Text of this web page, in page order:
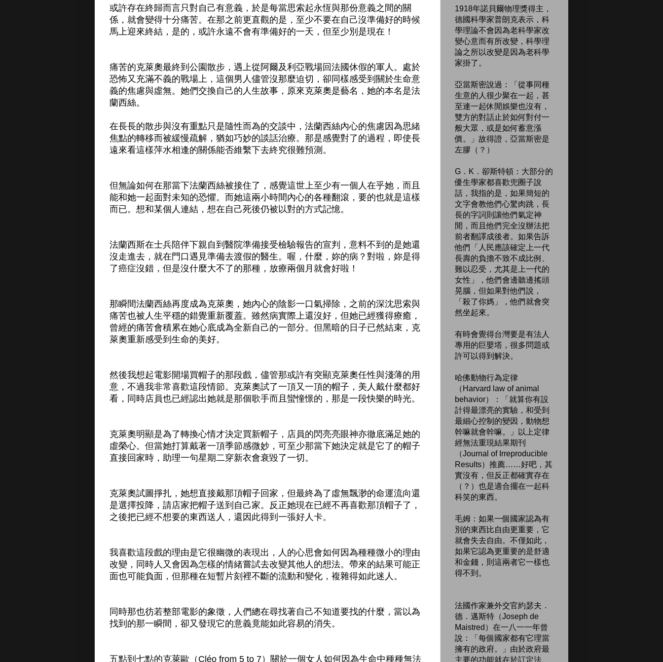
或許存在終歸而言只對自己有意義，於是每當思索起永恆與那份意義之間的關
係，就會變得十分痛苦。在那之前更直觀的是，至少不要在自己沒準備好的時候
馬上迎來終結，是的，或許永遠不會有準備好的一天，但至少別是現在！
痛苦的克萊奧最終到公園散步，遇上從阿爾及利亞戰場回法國休假的軍人。處於
恐怖又充滿不義的戰場上，這個男人儘管沒那麼迫切，卻同樣感受到關於生命意
義的焦慮與虛無。她們交換自己的人生故事，原來克萊奧是藝名，她的本名是法
蘭西絲。
在長長的散步與沒有重點只是隨性而為的交談中，法蘭西絲內心的焦慮因為思緒
焦點的轉移而被緩慢疏解，猶如巧妙的談話治療。那是感覺對了的過程，即使長
遠來看這樣萍水相逢的關係能否維繫下去終究很難預測。
但無論如何在那當下法蘭西絲被接住了，感覺這世上至少有一個人在乎她，而且
能和她一起面對未知的恐懼。而她這兩小時間內心的各種翻滾，要的也就是這樣
而已。想和某個人連結，想在自己死後仍被以對的方式記憶。
法蘭西斯在士兵陪伴下親自到醫院準備接受檢驗報告的宣判，意料不到的是她還
沒走進去，就在門口遇見準備去渡假的醫生。喔，什麼，妳的病？對啦，妳是得
了癌症沒錯，但是沒什麼大不了的那種，放療兩個月就會好啦！
那瞬間法蘭西絲再度成為克萊奧，她內心的陰影一口氣掃除，之前的深沈思索與
痛苦也被人生平穩的錯覺重新覆蓋。雖然病實際上還沒好，但她已經獲得療癒，
曾經的痛苦會積累在她心底成為全新自己的一部分。但黑暗的日子已然結束，克
萊奧重新感受到生命的美好。
然後我想起電影開場買帽子的那段戲，儘管那或許有突顯克萊奧任性與淺薄的用
意，不過我非常喜歡這段情節。克萊奧試了一頂又一頂的帽子，美人戴什麼都好
看，同時店員也已經認出她就是那個歌手而且蠻憧憬的，那是一段快樂的時光。
克萊奧明顯是為了轉換心情才決定買新帽子，店員的閃亮亮眼神亦徹底滿足她的
虛榮心。但當她打算戴著一頂季節感微妙，可至少那當下她決定就是它了的帽子
直接回家時，助理一句星期二穿新衣會衰毀了一切。
克萊奧試圖掙扎，她想直接戴那頂帽子回家，但最終為了虛無飄渺的命運流向還
是選擇投降，請店家把帽子送到自己家。反正她現在已經不再喜歡那頂帽子了，
之後把已經不想要的東西送人，還因此得到一張好人卡。
我喜歡這段戲的理由是它很幽微的表現出，人的心思會如何因為種種微小的理由
改變，同時人又會因為怎樣的情緒嘗試去改變其他人的想法。帶來的結果可能正
面也可能負面，但那種在短暫片刻裡不斷的流動和變化，複雜得如此迷人。
同時那也彷若整部電影的象徵，人們總在尋找著自己不知道要找的什麼，當以為
找到的那一瞬間，卻又發現它的意義竟能如此容易的消失。
五點到七點的克萊歐（Cléo from 5 to 7）關於一個女人如何因為生命中種種無法
1918年諾貝爾物理獎得主，
德國科學家普朗克表示，科
學理論不會因為老科學家改
變心意而有所改變，科學理
論之所以改變是因為老科學
家掛了。
亞當斯密說過：「從事同種
生意的人很少聚在一起，甚
至連一起休閒娛樂也沒有，
雙方的對話止於如何對付一
般大眾，或是如何蓄意漲
價。」故得證，亞當斯密是
左膠（？）
G．K．卻斯特頓：大部分的
優生學家都喜歡兜圈子說
話，我指的是，如果簡短的
文字會教他們心驚肉跳，長
長的字詞則讓他們氣定神
閒，而且他們完全沒辦法把
前者翻譯成後者。如果告訴
他們「人民應該確定上一代
長壽的負擔不致不成比例、
難以忍受，尤其是上一代的
女性」，他們會邊聽邊搖頭
晃腦，但如果對他們說，
「殺了你媽」，他們就會突
然坐起來。
有時會覺得台灣要是有法人
專用的巨嬰塔，很多問題或
許可以得到解決。
哈佛動物行為定律
（Harvard law of animal
behavior）：「就算你有設
計得最漂亮的實驗，和受到
最細心控制的變因，動物想
幹嘛就會幹嘛。」以上定律
經無法重現結果期刊
（Journal of Irreproducible
Results）推薦……好吧，其
實沒有，但反正都確實存在
（？）也是適合擺在一起科
科笑的東西。
毛姆：如果一個國家認為有
別的東西比自由更重要，它
就會失去自由。不僅如此，
如果它認為更重要的是舒適
和金錢，則這兩者它一樣也
得不到。
法國作家兼外交官約瑟夫．
德．邁斯特（Joseph de
Maistred）在一八一一年曾
說：「每個國家都有它理當
擁有的政府。」由於政府最
主要的功能就在於訂定法